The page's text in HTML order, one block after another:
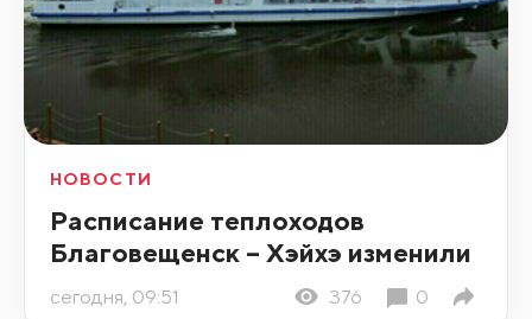
НОВОСТИ
Расписание теплоходов
Благовещенск – Хэйхэ изменили
сегодня, 09:51 376 0